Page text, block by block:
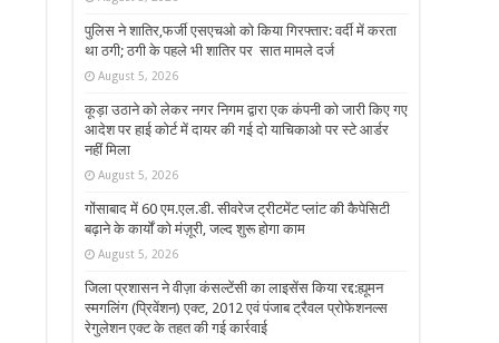
पुलिस ने शातिर,फर्जी एसएचओ को किया गिरफ्तार: वर्दी में करता
था ठगी; ठगी के पहले भी शातिर पर सात मामले दर्ज
August 5, 2026
कूड़ा उठाने को लेकर नगर निगम द्वारा एक कंपनी को जारी किए गए
आदेश पर हाई कोर्ट में दायर की गई दो याचिकाओ पर स्टे आर्डर
नहीं मिला
August 5, 2026
गोंसाबाद में 60 एम.एल.डी. सीवरेज ट्रीटमेंट प्लांट की कैपेसिटी
बढ़ाने के कार्यों को मंज़ूरी, जल्द शुरू होगा काम
August 5, 2026
जिला प्रशासन ने वीज़ा कंसल्टेंसी का लाइसेंस किया रद्द:ह्यूमन
स्मगलिंग (प्रिवेंशन) एक्ट, 2012 एवं पंजाब ट्रैवल प्रोफेशनल्स
रेगुलेशन एक्ट के तहत की गई कार्रवाई